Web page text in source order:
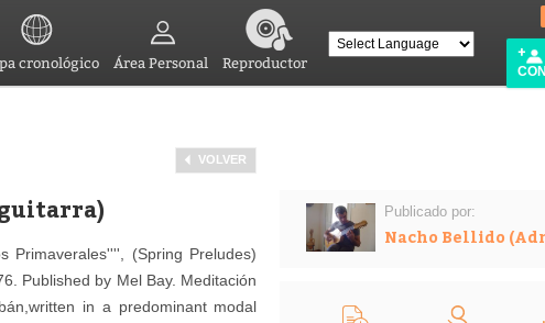
cronológico Área Personal Reproductor
VOLVER
(Spring Preludes)
Published by Mel Bay. Meditación
in a predominant modal
Publicado por:
Nacho Bellido